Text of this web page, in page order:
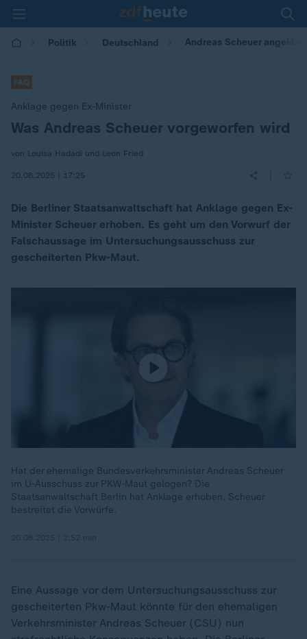
Politik Deutschland Andreas Scheuer
FAQ
Anklage gegen Ex-Minister
:
Was Andreas Scheuer vorgeworfen wird
von Louisa Hadadi und Leon Fried
20.08.2025 | 17:25
Die Berliner Staatsanwaltschaft hat Anklage gegen Ex-
Minister Scheuer erhoben. Es geht um den Vorwurf der
Falschaussage im Untersuchungsausschuss zur
gescheiterten Pkw-Maut.
Hat der ehemalige Bundesverkehrsminister Andreas Scheuer
im U-Ausschuss zur PKW-Maut gelogen? Die
Staatsanwaltschaft Berlin hat Anklage erhoben. Scheuer
bestreitet die Vorwürfe.
Eine Aussage vor dem Untersuchungsausschuss zur
gescheiterten Pkw-Maut könnte für den ehemaligen
Verkehrsminister Andreas Scheuer (CSU) nun